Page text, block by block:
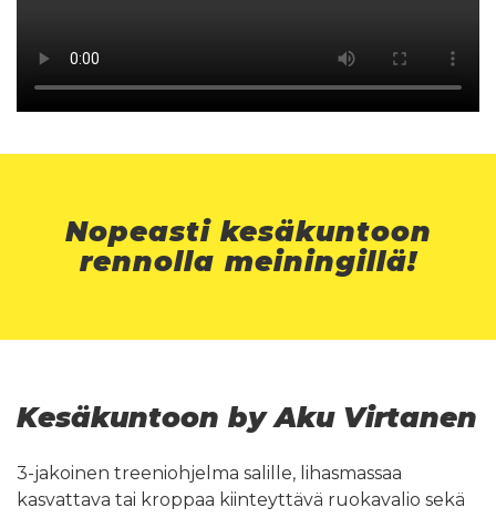
Nopeasti kesäkuntoon
rennolla meiningillä!
Kesäkuntoon by Aku Virtanen
3-jakoinen treeniohjelma salille, lihasmassaa
kasvattava tai kroppaa kiinteyttävä ruokavalio sekä